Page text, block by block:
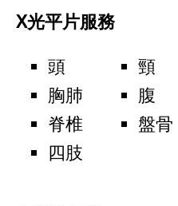
X光平片服務
頭
胸肺
脊椎
四肢
頸
腹
盤骨